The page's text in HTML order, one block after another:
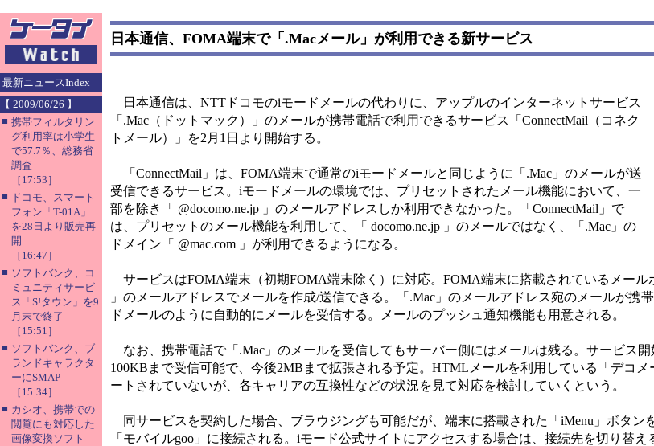
最新ニュースIndex
【 2009/06/26 】
■ 携帯フィルタリン
グ利用率は小学生
で57.7％、総務省
調査
［17:53］
■ ドコモ、スマート
フォン「T-01A」
を28日より販売再
開
［16:47］
■ ソフトバンク、コ
ミュニティサービ
ス「S!タウン」を9
月末で終了
［15:51］
■ ソフトバンク、ブ
ランドキャラクタ
ーにSMAP
［15:34］
■ カシオ、携帯での
閲覧にも対応した
画像変換ソフト
日本通信、FOMA端末で「.Macメール」が利用できる新サービス
日本通信は、NTTドコモのiモードメールの代わりに、アップルのインターネットサービス
「.Mac（ドットマック）」のメールが携帯電話で利用できるサービス「ConnectMail（コネク
トメール）」を2月1日より開始する。
「ConnectMail」は、FOMA端末で通常のiモードメールと同じように「.Mac」のメールが送
受信できるサービス。iモードメールの環境では、プリセットされたメール機能において、一
部を除き「 @docomo.ne.jp 」のメールアドレスしか利用できなかった。「ConnectMail」で
は、プリセットのメール機能を利用して、「 docomo.ne.jp 」のメールではなく、「.Mac」の
ドメイン「 @mac.com 」が利用できるようになる。
サービスはFOMA端末（初期FOMA端末除く）に対応。FOMA端末に搭載されているメール
」のメールアドレスでメールを作成/送信できる。「.Mac」のメールアドレス宛のメールが携
ドメールのように自動的にメールを受信する。メールのプッシュ通知機能も用意される。
なお、携帯電話で「.Mac」のメールを受信してもサーバー側にはメールは残る。サービス
100KBまで受信可能で、今後2MBまで拡張される予定。HTMLメールを利用している「デコ
ートされていないが、各キャリアの互換性などの状況を見て対応を検討していくという。
同サービスを契約した場合、ブラウジングも可能だが、端末に搭載された「iMenu」ボタン
「モバイルgoo」に接続される。iモード公式サイトにアクセスする場合は、接続先を切り替え